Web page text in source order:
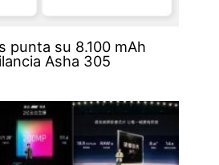
punta su 8.100 mAh
Asha 305